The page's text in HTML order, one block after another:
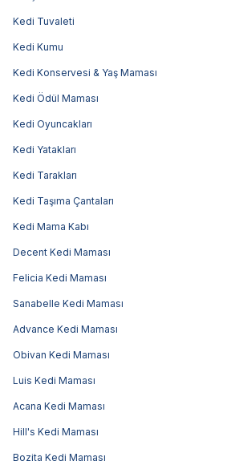
Kedi Tuvaleti
Kedi Kumu
Kedi Konservesi & Yaş Maması
Kedi Ödül Maması
Kedi Oyuncakları
Kedi Yatakları
Kedi Tarakları
Kedi Taşıma Çantaları
Kedi Mama Kabı
Decent Kedi Maması
Felicia Kedi Maması
Sanabelle Kedi Maması
Advance Kedi Maması
Obivan Kedi Maması
Luis Kedi Maması
Acana Kedi Maması
Hill's Kedi Maması
Bozita Kedi Maması